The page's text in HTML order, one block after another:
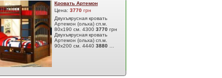
Кровать Артемон
Цена: 3770 грн
Двухъярусная кровать
Артемон (ольха) сп.м.
80х190 см. 4300 3770 грн
Двухъярусная кровать
Артемон (ольха) сп.м.
90х200 см. 4440 3880